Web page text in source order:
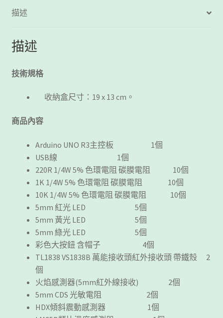
件
描述
描述
技術規格
收納盒尺寸：19 x 13 cm。
商品內容
Arduino UNO R3主控板 1個
USB線 1個
220R 1/4W 5% 色環電阻 碳膜電阻 10個
1K 1/4W 5% 色環電阻 碳膜電阻 10個
10K 1/4W 5% 色環電阻 碳膜電阻 10個
5mm 紅光 LED 5個
5mm 黃光 LED 5個
5mm 綠光 LED 5個
彩色大按鈕 含帽子 4個
TL1838 VS1838B 萬能接收頭紅外接收頭 帶鐵殼 2
個
火焰感測器(5mm紅外線接收) 2個
5mm CDS 光敏電阻 2個
HDX傾斜震動感測器 1個